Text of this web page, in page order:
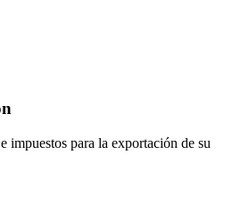
impuestos para la exportación de su